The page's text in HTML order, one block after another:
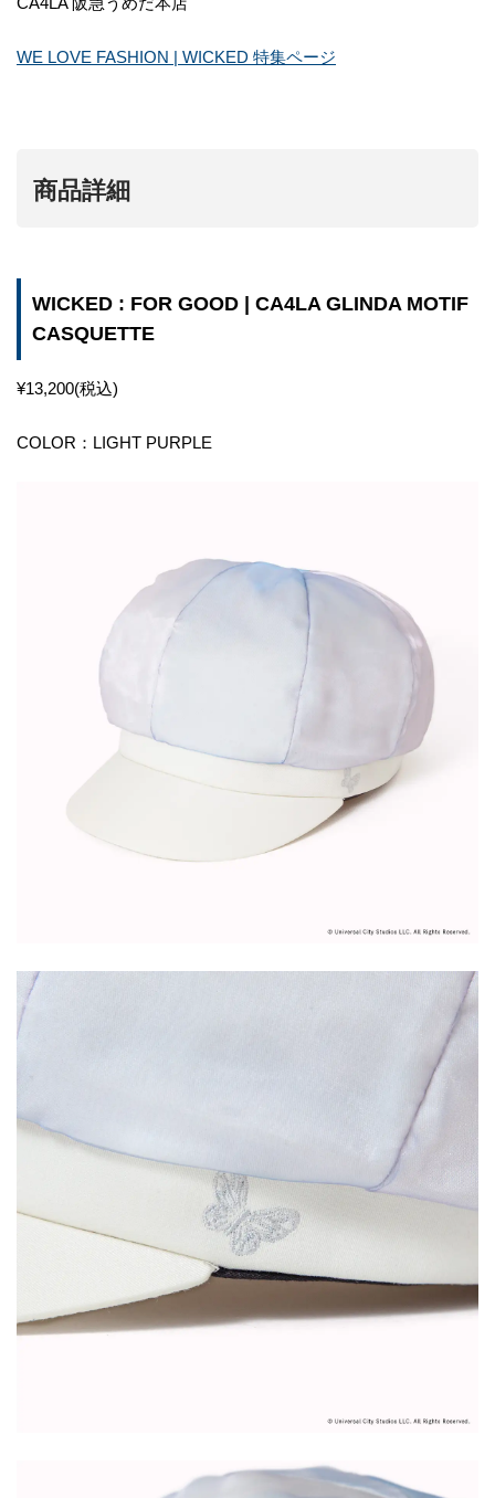
WE LOVE FASHION | WICKED 特集ページ
商品詳細
WICKED : FOR GOOD | CA4LA GLINDA MOTIF
CASQUETTE
¥13,200(税込)
COLOR：LIGHT PURPLE